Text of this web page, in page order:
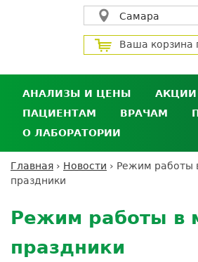
Самара
Ваша корзина
АНАЛИЗЫ И ЦЕНЫ
Анализы и цены
Где сдать анализы
Выезд на дом
Подготовка к анализам
Расшифровка анализов
АКЦИИ
ПАЦИЕНТАМ
Личный кабинет
Дисконтная программа
ДМС
Усиление
безопасности пациентов
ВРАЧАМ
О ЛАБОРАТОРИИ
Контроль качества
Документы
Вы
Главная › Новости › Режим работы
праздники
to
top
Режим работы в
праздники